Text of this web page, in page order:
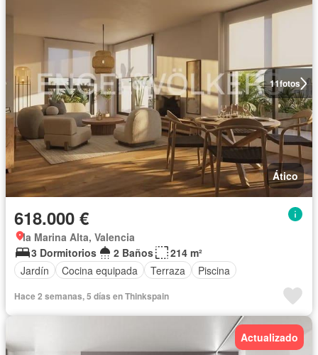
11fotos
Ático
618.000 €
la Marina Alta, Valencia
3 Dormitorios
2 Baños
214 m²
Jardín
Cocina equipada Terraza Piscina
Hace 2 semanas, 5 días en Thinkspain
Actualizado